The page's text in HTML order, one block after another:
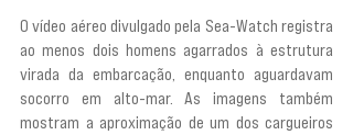
O vídeo aéreo divulgado pela Sea-Watch registra
ao menos dois homens agarrados à estrutura
virada da embarcação, enquanto aguardavam
socorro em alto-mar. As imagens também
mostram a aproximação de um dos cargueiros